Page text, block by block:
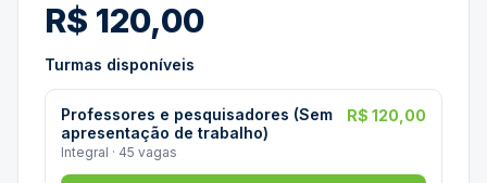
R$ 120,00
Turmas disponíveis
Professores e pesquisadores (Sem
apresentação de trabalho)
Integral · 45 vagas
R$ 120,00